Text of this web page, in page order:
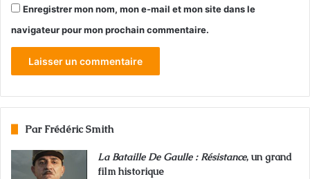
Enregistrer mon nom, mon e-mail et mon site dans le
navigateur pour mon prochain commentaire.
Par Frédéric Smith
La Bataille De Gaulle : Résistance, un grand
film historique